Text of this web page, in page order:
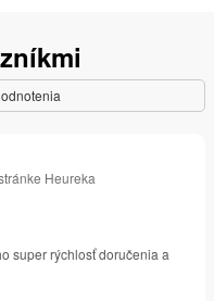
Heureka
super rýchlosť doručenia a